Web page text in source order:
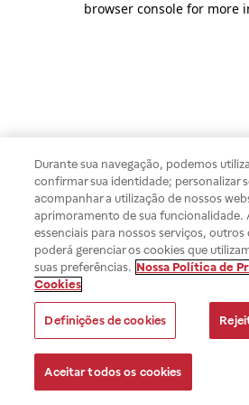
browser console for more
Durante sua navegação, podemos
confirmar sua identidade; personalizar
acompanhar a utilização de nossos
aprimoramento de sua funcionalidade.
essenciais para nossos serviços, outros
poderá gerenciar os cookies que
suas preferências. Nossa Política de
Cookies
Definições de cookies
Aceitar todos os cookies